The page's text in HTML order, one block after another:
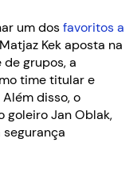
um dosfavoritos a
Kek aposta na
grupos, a
time titular e
disso, o
goleiro Jan Oblak,